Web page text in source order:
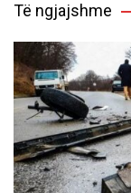
Të ngjajshme